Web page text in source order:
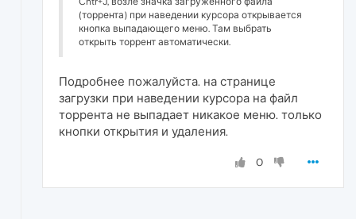
(торрента) при наведении курсора открывается
кнопка выпадающего меню. Там выбрать
открыть торрент автоматически.
Подробнее пожалуйста. на странице
загрузки при наведении курсора на файл
торрента не выпадает никакое меню. только
кнопки открытия и удаления.
0